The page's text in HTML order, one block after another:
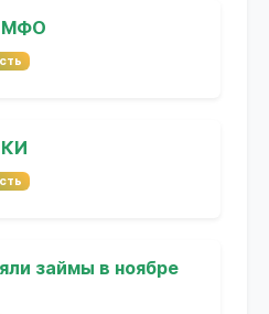
МФО
займы в ноябре